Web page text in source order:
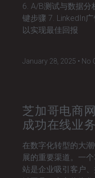
6. A/B测试与数据分
键步骤 7. LinkedIn
以实现最佳回报
January 28, 2025 No
芝加哥电商
成功在线业
在数字化转型的大
展的重要渠道。一
站是企业吸引客户